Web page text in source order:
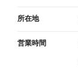
所在地
営業時間